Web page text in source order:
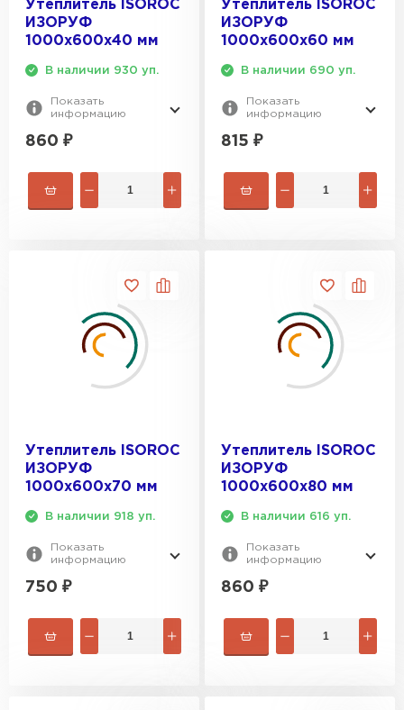
Утеплитель ISOROC
ИЗОРУФ
1000х600х40 мм
В наличии 930 уп.
Показать
информацию
860 ₽
Утеплитель ISOROC
ИЗОРУФ
1000х600х60 мм
В наличии 690 уп.
Показать
информацию
815 ₽
Утеплитель ISOROC
ИЗОРУФ
1000х600х70 мм
В наличии 918 уп.
Показать
информацию
750 ₽
Утеплитель ISOROC
ИЗОРУФ
1000х600х80 мм
В наличии 616 уп.
Показать
информацию
860 ₽
Утеплитель Неман
ПЕРЕЙТИ
Утеплитель Baswool
Утеплитель Izolife
ВСЕ ПРОИЗВОДИТЕЛИ